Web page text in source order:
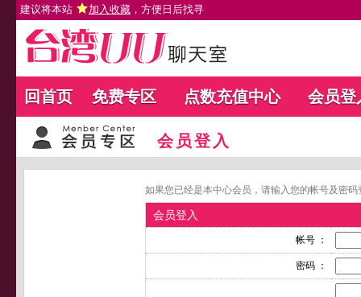
建议将本站 加入收藏 ，方便日后找寻
回首页 免费专区 点数充值中心 会员登
会员登入
如果您已经是本中心会员，请输入您的帐号及密
会员登入
帐号 ：
密码 ：